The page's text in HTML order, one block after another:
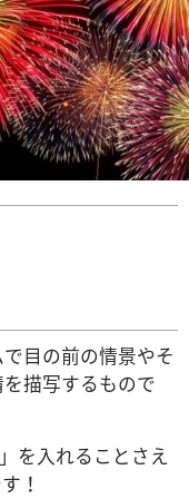
目の前の情景やそ
描写するもので
を入れることさえ
！